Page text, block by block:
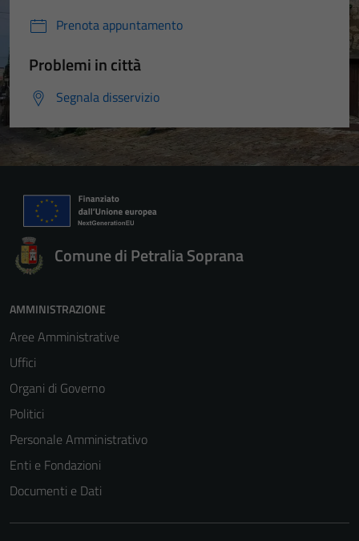
Prenota appuntamento
Problemi in città
Segnala disservizio
Comune di Petralia Soprana
AMMINISTRAZIONE
Aree Amministrative
Uffici
Organi di Governo
Politici
Personale Amministrativo
Enti e Fondazioni
Documenti e Dati